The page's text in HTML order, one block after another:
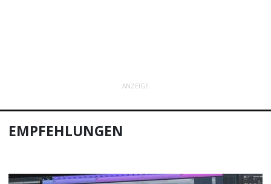
ANZEIGE
EMPFEHLUNGEN